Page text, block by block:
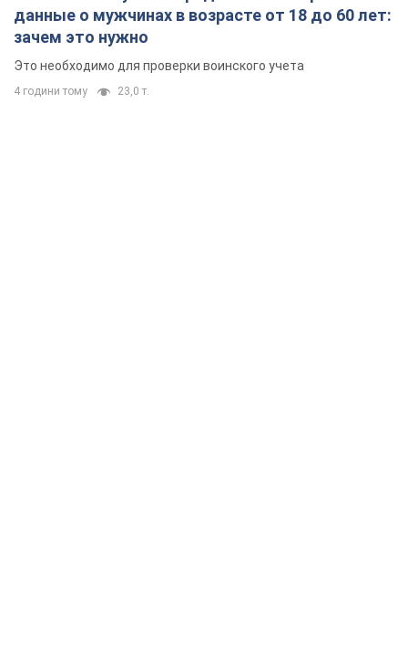
данные о мужчинах в возрасте от 18 до 60 лет:
зачем это нужно
Это необходимо для проверки воинского учета
4 години тому 23,0 т.